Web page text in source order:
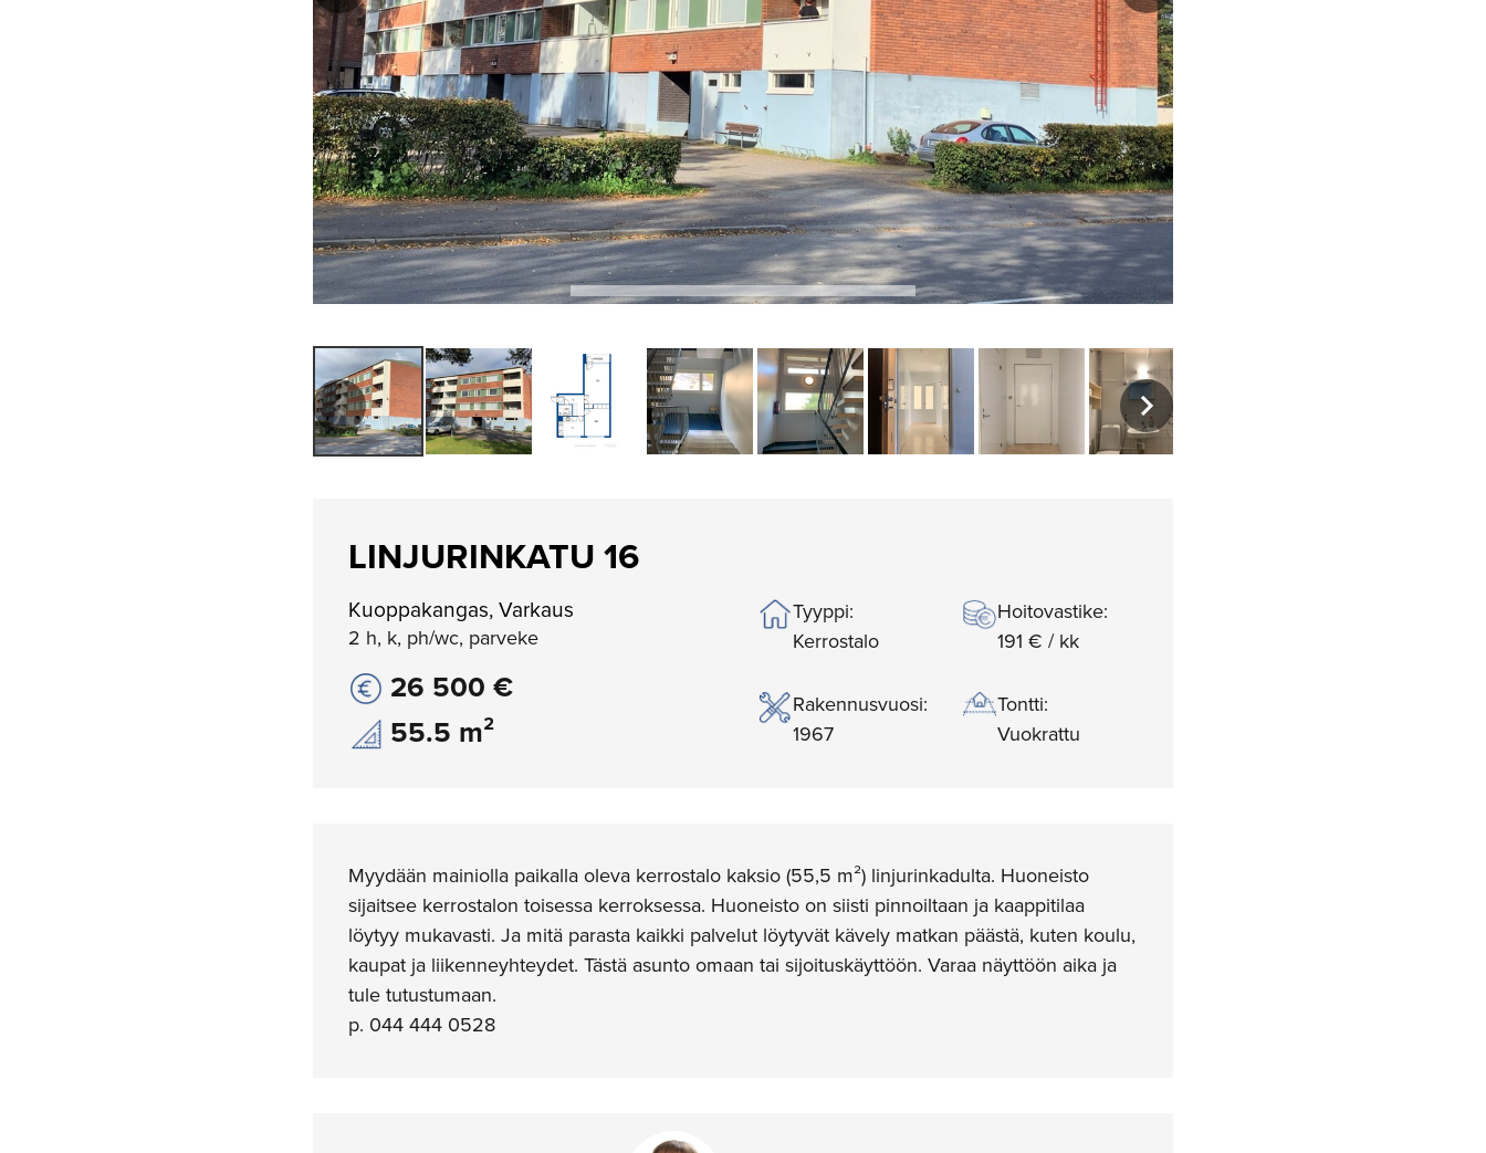
LINJURINKATU 16
Kuoppakangas, Varkaus
2 h, k, ph/wc, parveke
26 500 €
55.5 m²
Tyyppi:
Kerrostalo
Hoitovastike:
191 € / kk
Rakennusvuosi:
1967
Tontti:
Vuokrattu
Myydään mainiolla paikalla oleva kerrostalo kaksio (55,5 m²) linjurinkadulta. Huoneisto
sijaitsee kerrostalon toisessa kerroksessa. Huoneisto on siisti pinnoiltaan ja kaappitilaa
löytyy mukavasti. Ja mitä parasta kaikki palvelut löytyvät kävely matkan päästä, kuten koulu,
kaupat ja liikenneyhteydet. Tästä asunto omaan tai sijoituskäyttöön. Varaa näyttöön aika ja
tule tutustumaan.
p. 044 444 0528